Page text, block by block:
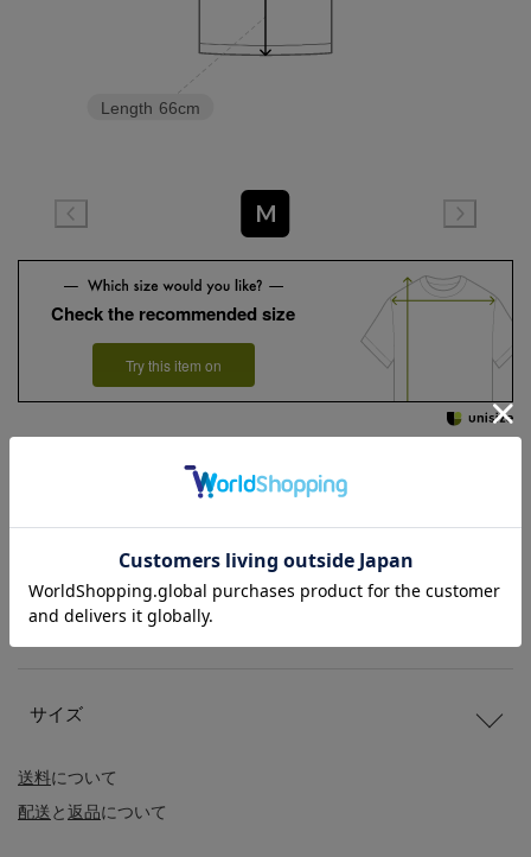
Length 66cm
M
Check the recommended size
Try this item on
送料について
配送と返品について
商品詳細
サイズ